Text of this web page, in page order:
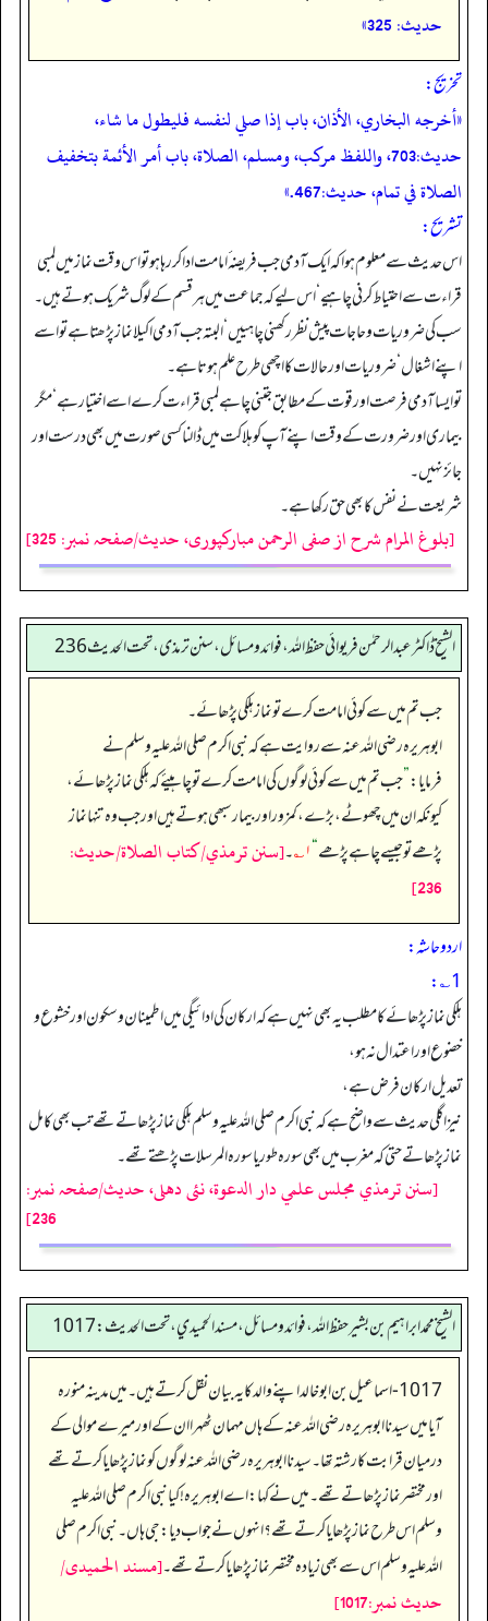
حدیث: 325»
تخریج:
«أخرجه البخاري، الأذان، باب إذا صلي لنفسه فليطول ما شاء،
حديث:703، واللفظ مركب، ومسلم، الصلاة، باب أمر الأئمة بتخفيف
الصلاة في تمام، حديث:467.»
تشریح:
اس حدیث سے معلوم ہوا کہ ایک آدمی جب فریضہ ٔ امامت ادا کر رہا ہو تو اس وقت نماز میں لمبی
قراء ت سے احتیاط کرنی چاہیے‘ اس لیے کہ جماعت میں ہر قسم کے لوگ شریک ہوتے ہیں۔
سب کی ضروریات و حاجات پیش نظر رکھنی چاہییں‘ البتہ جب آدمی اکیلا نماز پڑھتا ہے تو اسے
اپنے اشغال‘ ضروریات اور حالات کا اچھی طرح علم ہوتا ہے۔
تو ایسا آدمی فرصت اور قوت کے مطابق جتنی چاہے لمبی قراء ت کرے اسے اختیار ہے‘ مگر
بیماری اور ضرورت کے وقت اپنے آپ کو ہلاکت میں ڈالنا کسی صورت میں بھی درست اور
جائز نہیں۔
شریعت نے نفس کا بھی حق رکھا ہے۔
[بلوغ المرام شرح از صفی الرحمن مبارکپوری، حدیث/صفحہ نمبر: 325]
الشیخ ڈاکٹر عبد الرحمٰن فریوائی حفظ اللہ، فوائد و مسائل، سنن ترمذی، تحت الحديث 236
جب تم میں سے کوئی امامت کرے تو نماز ہلکی پڑھائے۔
ابوہریرہ رضی الله عنہ سے روایت ہے کہ نبی اکرم صلی اللہ علیہ وسلم نے
فرمایا:”جب تم میں سے کوئی لوگوں کی امامت کرے تو چاہیئے کہ ہلکی نماز پڑھائے،
کیونکہ ان میں چھوٹے، بڑے، کمزور اور بیمار سبھی ہوتے ہیں اور جب وہ تنہا نماز
پڑھے تو جیسے چاہے پڑھے“۱؎ ۔[سنن ترمذي/كتاب الصلاة/حدیث:
236]
اردو حاشہ:
1؎:
ہلکی نماز پڑھائے کا مطلب یہ بھی نہیں ہے کہ ارکان کی ادائیگی میں اطمینان و سکون اور خشوع و
خضوع اور اعتدال نہ ہو،
تعدیل ارکان فرض ہے،
نیز اگلی حدیث سے واضح ہے کہ نبی اکرم صلی اللہ علیہ وسلم ہلکی نماز پڑھاتے تھے تب بھی کامل
نماز پڑھاتے حتی کہ مغرب میں بھی سورہ طور یا سورہ المرسلات پڑھتے تھے۔
[سنن ترمذي مجلس علمي دار الدعوة، نئى دهلى، حدیث/صفحہ نمبر:
236]
الشيخ محمد ابراهيم بن بشير حفظ الله، فوائد و مسائل، مسند الحميدي، تحت الحديث:1017
1017-اسماعیل بن ابوخالد اپنے والد کایہ بیان نقل کرتے ہیں۔ میں مدینہ منورہ
آیا میں سیدنا ابوہریرہ رضی اللہ عنہ کے ہاں مہمان ٹھہرا ان کے اور میرے موالی کے
درمیان قرابت کا رشتہ تھا۔ سیدنا ابوہریرہ رضی اللہ عنہ لوگوں کو نماز پڑھایا کرتے تھے
اور مختصر نماز پڑھاتے تھے۔ میں نے کہا: اے ابوہریرہ! کیا نبی اکرم صلی اللہ علیہ
وسلم اس طرح نماز پڑھایا کرتے تھے؟ انہوں نے جواب دیا: جی ہاں۔ نبی اکرم صلی
اللہ علیہ وسلم اس سے بھی زیادہ مختصر نماز پڑھایا کرتے تھے۔[مسند الحمیدی/
حدیث نمبر:1017]